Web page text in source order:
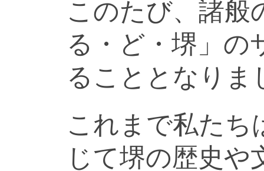
このたび、諸般
る・ど・堺」の
ることとなりま
これまで私たち
じて堺の歴史や